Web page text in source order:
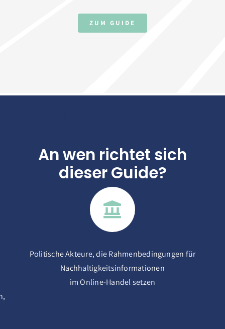
ZUM GUIDE
An wen richtet sich
dieser Guide?
Politische Akteure, die Rahmenbedingungen für
Nachhaltigkeitsinformationen
im Online-Handel setzen